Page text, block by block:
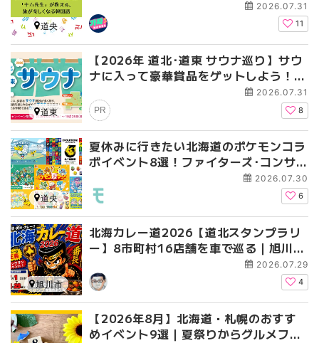
2026.07.31
11
道央
【2026年 道北･道東 サウナ巡り】サウ
ナに入って豪華賞品をゲットしよう！1
2026.07.31
PR 8
道東
夏休みに行きたい北海道のポケモンコラ
ボイベント8選！ファイターズ･コンサ･
2026.07.30
6
道央
北海カレー道2026【道北スタンプラリ
ー】8市町村16店舗を車で巡る｜旭川・
美瑛など個性派カレー店を満喫2026.07.29
4
旭川市
【2026年8月】北海道・札幌のおすす
めイベント9選｜夏祭りからグルメフェ